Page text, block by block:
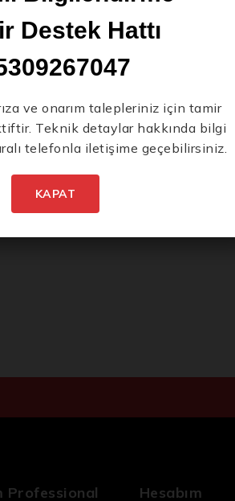
Professional Hesabım
Destek Hattı
ve onarım talepleriniz için tamir
Teknik detaylar hakkında bilgi
telefonla iletişime geçebilirsiniz.
KAPAT